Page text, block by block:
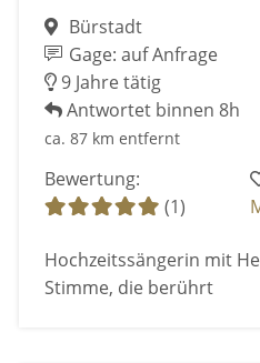
Bürstadt
Gage: auf Anfrage
9 Jahre tätig
Antwortet binnen 8h
ca. 87 km entfernt
Bewertung:
(1)
Hochzeitssängerin mit
Stimme, die berührt